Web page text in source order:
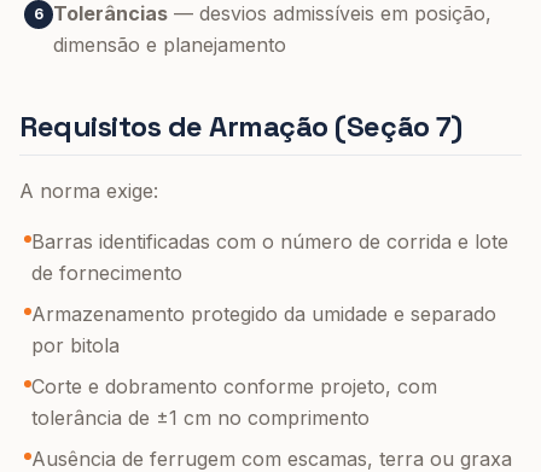
6 Tolerâncias — desvios admissíveis em posição,
dimensão e planejamento
Requisitos de Armação (Seção 7)
A norma exige:
Barras identificadas com o número de corrida e lote
de fornecimento
Armazenamento protegido da umidade e separado
por bitola
Corte e dobramento conforme projeto, com
tolerância de ±1 cm no comprimento
Ausência de ferrugem com escamas, terra ou graxa